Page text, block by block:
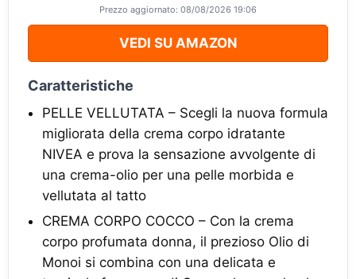
Prezzo aggiornato: 08/08/2026 19:06
VEDI SU AMAZON
Caratteristiche
PELLE VELLUTATA – Scegli la nuova formula
migliorata della crema corpo idratante
NIVEA e prova la sensazione avvolgente di
una crema-olio per una pelle morbida e
vellutata al tatto
CREMA CORPO COCCO – Con la crema
corpo profumata donna, il prezioso Olio di
Monoi si combina con una delicata e